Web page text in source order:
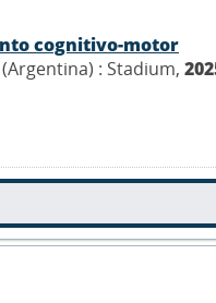
cognitivo-motor
: Stadium,